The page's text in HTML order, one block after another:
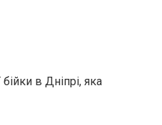
в Дніпрі, яка